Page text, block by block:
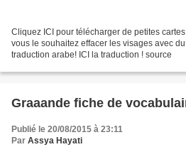
Cliquez ICI pour télécharger de petites
vous le souhaitez effacer les visages avec
traduction arabe! ICI la traduction ! source
Graaande fiche de
Publié le 20/08/2015 à 23:11
Par Assya Hayati